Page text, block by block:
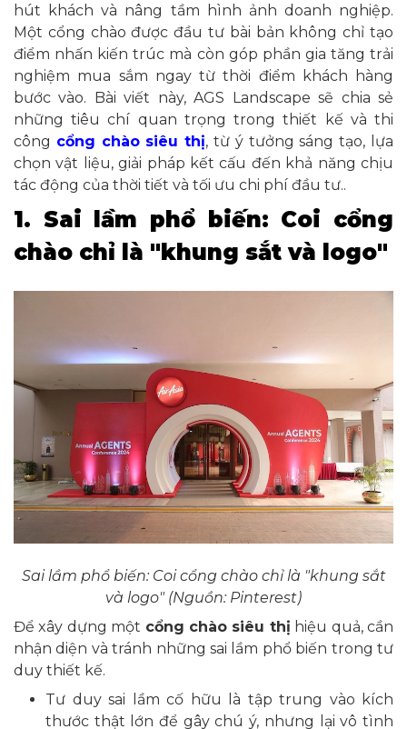
hút khách và nâng tầm hình ảnh doanh nghiệp.
Một cổng chào được đầu tư bài bản không chỉ tạo
điểm nhấn kiến trúc mà còn góp phần gia tăng trải
nghiệm mua sắm ngay từ thời điểm khách hàng
bước vào. Bài viết này, AGS Landscape sẽ chia sẻ
những tiêu chí quan trọng trong thiết kế và thi
công cổng chào siêu thị, từ ý tưởng sáng tạo, lựa
chọn vật liệu, giải pháp kết cấu đến khả năng chịu
tác động của thời tiết và tối ưu chi phí đầu tư..
1. Sai lầm phổ biến: Coi cổng
chào chỉ là "khung sắt và logo"
Sai lầm phổ biến: Coi cổng chào chỉ là "khung sắt
và logo" (Nguồn: Pinterest)
Để xây dựng một cổng chào siêu thị hiệu quả, cần
nhận diện và tránh những sai lầm phổ biến trong tư
duy thiết kế.
Tư duy sai lầm cố hữu là tập trung vào kích
thước thật lớn để gây chú ý, nhưng lại vô tình